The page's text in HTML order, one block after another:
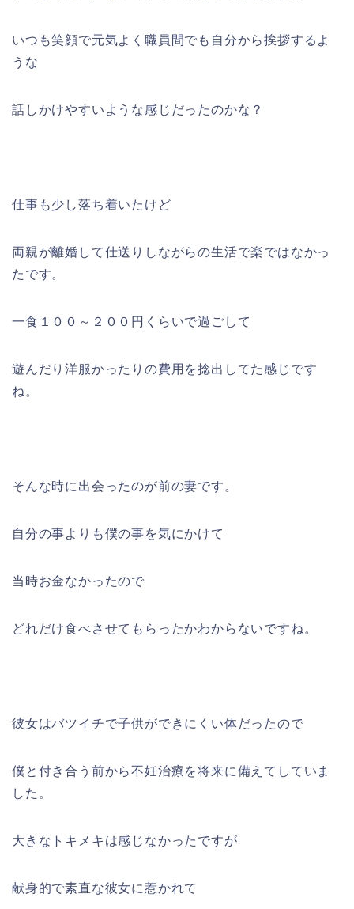
いつも笑顔で元気よく職員間でも自分から挨拶するよ
うな
話しかけやすいような感じだったのかな？
仕事も少し落ち着いたけど
両親が離婚して仕送りしながらの生活で楽ではなかっ
たです。
一食１００～２００円くらいで過ごして
遊んだり洋服かったりの費用を捻出してた感じです
ね。
そんな時に出会ったのが前の妻です。
自分の事よりも僕の事を気にかけて
当時お金なかったので
どれだけ食べさせてもらったかわからないですね。
彼女はバツイチで子供ができにくい体だったので
僕と付き合う前から不妊治療を将来に備えてしていま
した。
大きなトキメキは感じなかったですが
献身的で素直な彼女に惹かれて